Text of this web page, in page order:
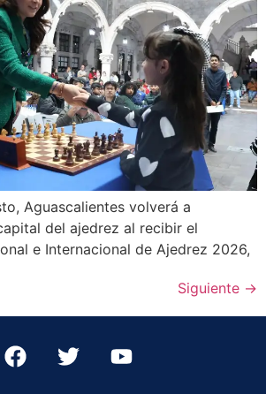
Aguascalientes volverá a
del ajedrez al recibir el
e Internacional de Ajedrez 2026,
Siguiente →